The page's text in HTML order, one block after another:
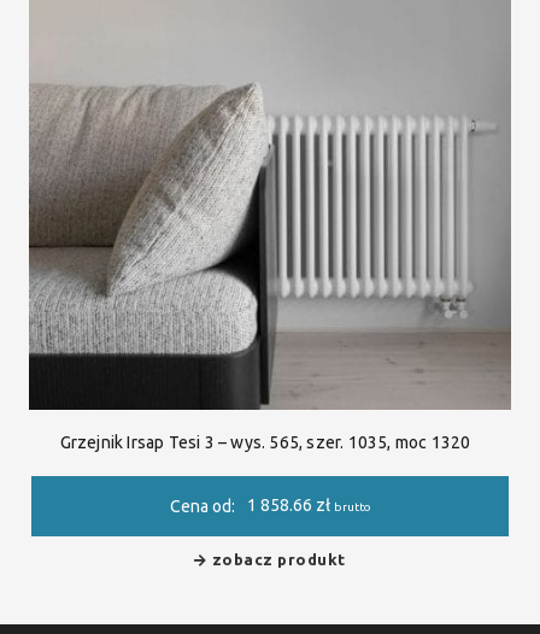
Grzejnik Irsap Tesi 3 – wys. 565, szer. 1035, moc 1320
Cena od: 1 858.66 zł brutto
zobacz produkt